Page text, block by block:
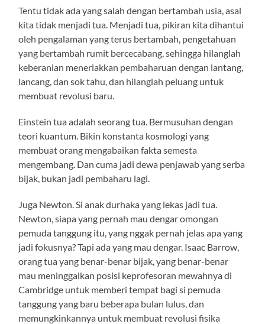
Tentu tidak ada yang salah dengan bertambah usia, asal
kita tidak menjadi tua. Menjadi tua, pikiran kita dihantui
oleh pengalaman yang terus bertambah, pengetahuan
yang bertambah rumit bercecabang, sehingga hilanglah
keberanian meneriakkan pembaharuan dengan lantang,
lancang, dan sok tahu, dan hilanglah peluang untuk
membuat revolusi baru.
Einstein tua adalah seorang tua. Bermusuhan dengan
teori kuantum. Bikin konstanta kosmologi yang
membuat orang mengabaikan fakta semesta
mengembang. Dan cuma jadi dewa penjawab yang serba
bijak, bukan jadi pembaharu lagi.
Juga Newton. Si anak durhaka yang lekas jadi tua.
Newton, siapa yang pernah mau dengar omongan
pemuda tanggung itu, yang nggak pernah jelas apa yang
jadi fokusnya? Tapi ada yang mau dengar. Isaac Barrow,
orang tua yang benar-benar bijak, yang benar-benar
mau meninggalkan posisi keprofesoran mewahnya di
Cambridge untuk memberi tempat bagi si pemuda
tanggung yang baru beberapa bulan lulus, dan
memungkinkannya untuk membuat revolusi fisika